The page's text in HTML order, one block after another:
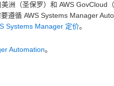
洲（圣保罗）和 AWS GovCloud
遵循 AWS Systems Manager
Systems Manager 定价。
Automation。